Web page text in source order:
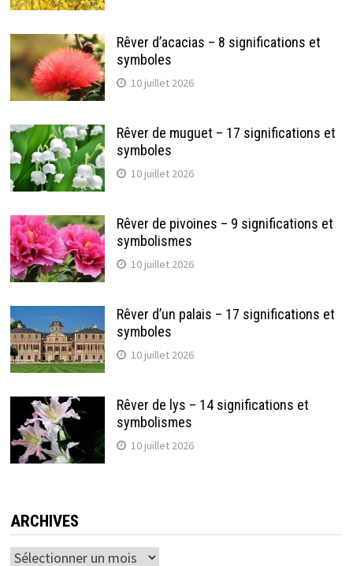
Rêver d’acacias – 8 significations et
symboles
10 juillet 2026
Rêver de muguet – 17 significations et
symboles
10 juillet 2026
Rêver de pivoines – 9 significations et
symbolismes
10 juillet 2026
Rêver d’un palais – 17 significations et
symboles
10 juillet 2026
Rêver de lys – 14 significations et
symbolismes
10 juillet 2026
ARCHIVES
Archives